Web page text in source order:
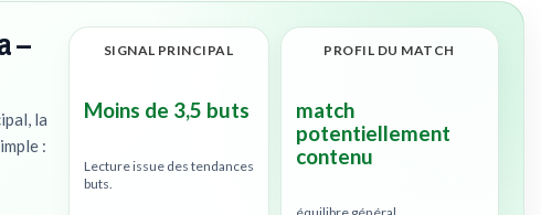
–
la
:
SIGNAL PRINCIPAL
Moins de 3,5 buts
Lecture issue des tendances
buts.
PROFIL DU MATCH
match
potentiellement
contenu